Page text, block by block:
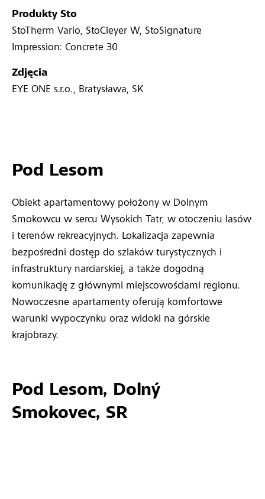
Produkty Sto
StoTherm Vario, StoCleyer W, StoSignature
Impression: Concrete 30
Zdjęcia
EYE ONE s.r.o., Bratysława, SK
Pod Lesom
Obiekt apartamentowy położony w Dolnym
Smokowcu w sercu Wysokich Tatr, w otoczeniu lasów
i terenów rekreacyjnych. Lokalizacja zapewnia
bezpośredni dostęp do szlaków turystycznych i
infrastruktury narciarskiej, a także dogodną
komunikację z głównymi miejscowościami regionu.
Nowoczesne apartamenty oferują komfortowe
warunki wypoczynku oraz widoki na górskie
krajobrazy.
Pod Lesom, Dolný
Smokovec, SR